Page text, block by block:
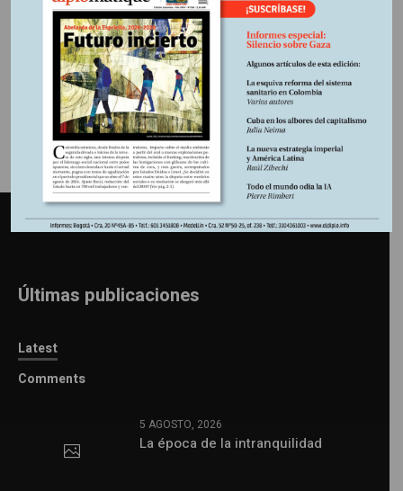
Información adicional
Últimas publicaciones
Latest
Comments
5 AGOSTO, 2026
La época de la intranquilidad